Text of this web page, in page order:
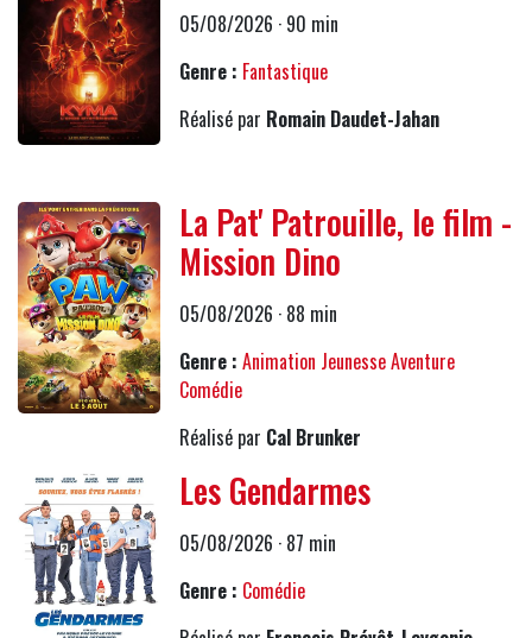
05/08/2026 · 90 min
Genre : Fantastique
Réalisé par Romain Daudet-Jahan
La Pat' Patrouille, le film -
Mission Dino
05/08/2026 · 88 min
Genre : Animation JeunesseAventure
Comédie
Réalisé par Cal Brunker
Les Gendarmes
05/08/2026 · 87 min
Genre : Comédie